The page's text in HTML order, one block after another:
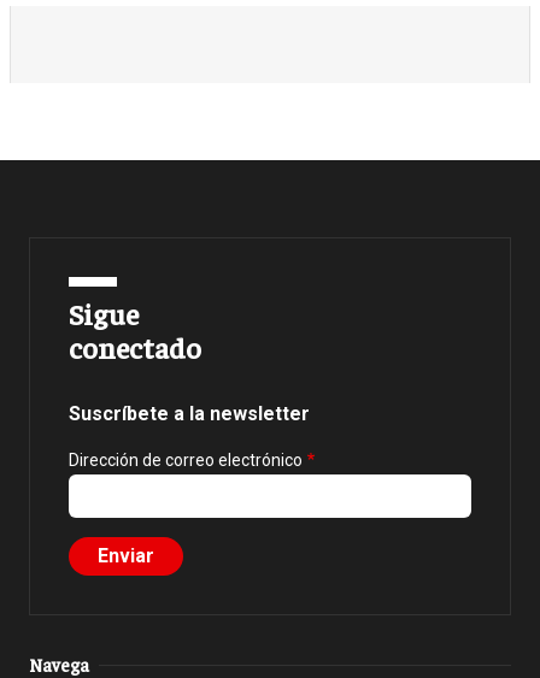
Sigue
conectado
Suscríbete a la newsletter
Dirección de correo electrónico
Navega